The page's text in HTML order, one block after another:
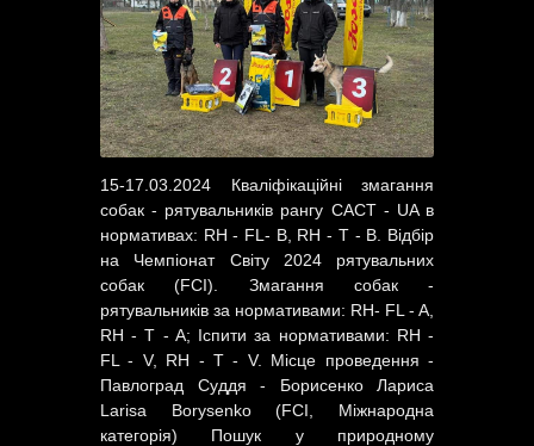
15-17.03.2024 Кваліфікаційні змагання
собак - рятувальників рангу САСТ - UA в
нормативах: RH - FL- B, RH - T - B. Відбір
на Чемпіонат Світу 2024 рятувальних
собак (FCI). Змагання собак -
рятувальників за нормативами: RH- FL - A,
RH - T - A; Іспити за нормативами: RH -
FL - V, RH - T - V. Місце проведення -
Павлоград Суддя - Борисенко Лариса
Larisa Borysenko (FCI, Міжнародна
категорія) Пошук у природному